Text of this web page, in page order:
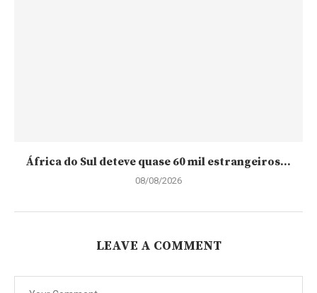
África do Sul deteve quase 60 mil estrangeiros...
08/08/2026
LEAVE A COMMENT